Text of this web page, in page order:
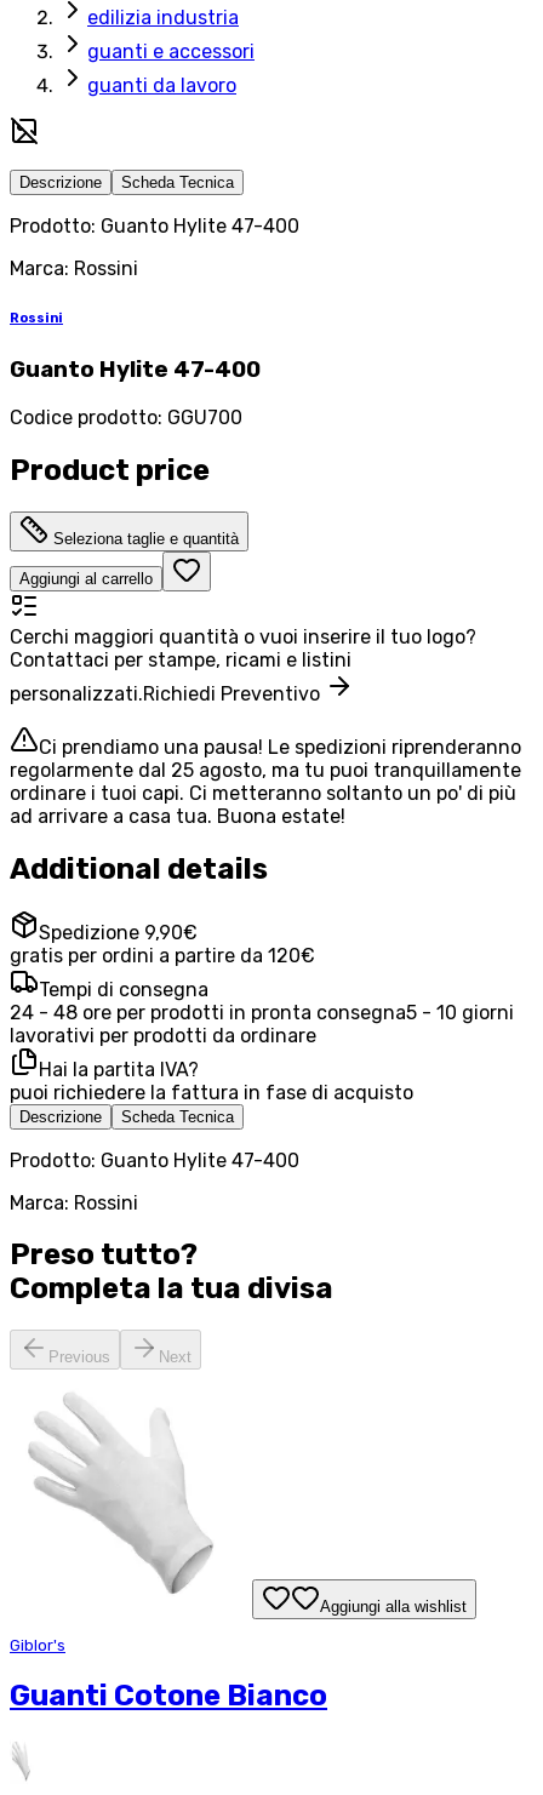
edilizia industria
guanti e accessori
guanti da lavoro
Descrizione Scheda Tecnica
Prodotto: Guanto Hylite 47-400
Marca: Rossini
Rossini
Guanto Hylite 47-400
Codice prodotto: GGU700
Product price
Seleziona taglie e quantità
Aggiungi al carrello
Cerchi maggiori quantità o vuoi inserire il tuo logo?
Contattaci per stampe, ricami e listini
personalizzati.Richiedi Preventivo
Ci prendiamo una pausa! Le spedizioni riprenderanno
regolarmente dal 25 agosto, ma tu puoi tranquillamente
ordinare i tuoi capi. Ci metteranno soltanto un po' di più
ad arrivare a casa tua. Buona estate!
Additional details
Spedizione 9,90€
gratis per ordini a partire da 120€
Tempi di consegna
24 - 48 ore per prodotti in pronta consegna5 - 10 giorni
lavorativi per prodotti da ordinare
Hai la partita IVA?
puoi richiedere la fattura in fase di acquisto
Descrizione Scheda Tecnica
Prodotto: Guanto Hylite 47-400
Marca: Rossini
Preso tutto?
Completa la tua divisa
Previous Next
Aggiungi alla wishlist
Giblor's
Guanti Cotone Bianco